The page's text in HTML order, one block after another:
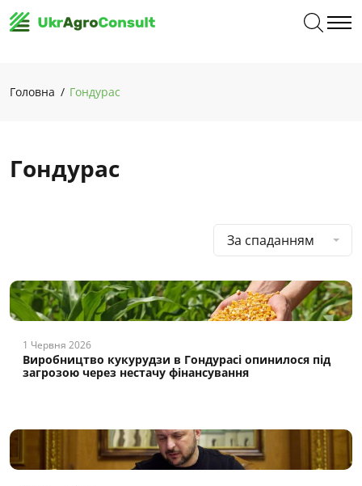
Головна Гондурас
Гондурас
За спаданням
1 Червня 2026
Виробництво кукурудзи в Гондурасі опинилося під
загрозою через нестачу фінансування